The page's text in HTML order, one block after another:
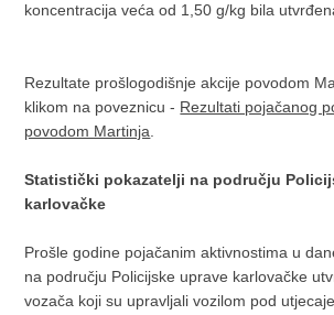
koncentracija veća od 1,50 g/kg bila
Rezultate prošlogodišnje akcije povodom
klikom na poveznicu - Rezultati pojačanog
povodom Martinja
Statistički pokazatelji na području
karlovačke
Prošle godine pojačanim aktivnostima u
na području Policijske uprave karlovačke
vozača koji su upravljali vozilom pod